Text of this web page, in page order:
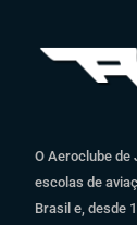
O Aeroclube de
escolas de
Brasil e, desde